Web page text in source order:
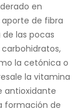
en
de fibra
las pocas
la cetónica o
la vitamina
antioxidante
formación de